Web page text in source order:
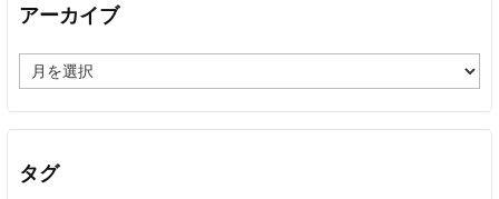
アーカイブ
ー
カ
イ
タグ